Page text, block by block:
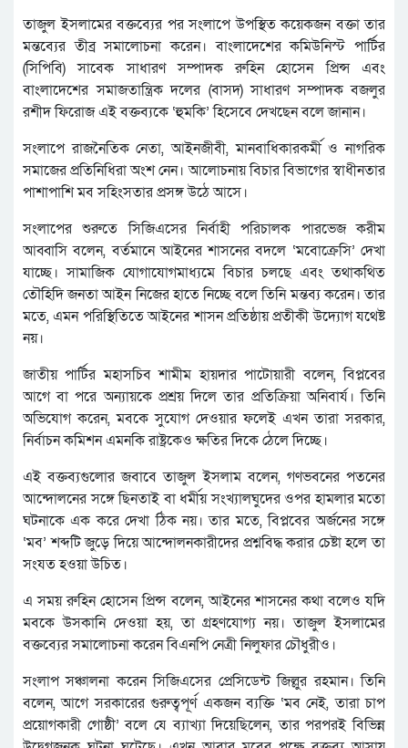
তাজুল ইসলামের বক্তব্যের পর সংলাপে উপস্থিত কয়েকজন বক্তা তার
মন্তব্যের তীব্র সমালোচনা করেন। বাংলাদেশের কমিউনিস্ট পার্টির
(সিপিবি) সাবেক সাধারণ সম্পাদক রুহিন হোসেন প্রিন্স এবং
বাংলাদেশের সমাজতান্ত্রিক দলের (বাসদ) সাধারণ সম্পাদক বজলুর
রশীদ ফিরোজ এই বক্তব্যকে ‘হুমকি’ হিসেবে দেখছেন বলে জানান।
সংলাপে রাজনৈতিক নেতা, আইনজীবী, মানবাধিকারকর্মী ও নাগরিক
সমাজের প্রতিনিধিরা অংশ নেন। আলোচনায় বিচার বিভাগের স্বাধীনতার
পাশাপাশি মব সহিংসতার প্রসঙ্গ উঠে আসে।
সংলাপের শুরুতে সিজিএসের নির্বাহী পরিচালক পারভেজ করীম
আব্বাসি বলেন, বর্তমানে আইনের শাসনের বদলে ‘মবোক্রেসি’ দেখা
যাচ্ছে। সামাজিক যোগাযোগমাধ্যমে বিচার চলছে এবং তথাকথিত
তৌহিদি জনতা আইন নিজের হাতে নিচ্ছে বলে তিনি মন্তব্য করেন। তার
মতে, এমন পরিস্থিতিতে আইনের শাসন প্রতিষ্ঠায় প্রতীকী উদ্যোগ যথেষ্ট
নয়।
জাতীয় পার্টির মহাসচিব শামীম হায়দার পাটোয়ারী বলেন, বিপ্লবের
আগে বা পরে অন্যায়কে প্রশ্রয় দিলে তার প্রতিক্রিয়া অনিবার্য। তিনি
অভিযোগ করেন, মবকে সুযোগ দেওয়ার ফলেই এখন তারা সরকার,
নির্বাচন কমিশন এমনকি রাষ্ট্রকেও ক্ষতির দিকে ঠেলে দিচ্ছে।
এই বক্তব্যগুলোর জবাবে তাজুল ইসলাম বলেন, গণভবনের পতনের
আন্দোলনের সঙ্গে ছিনতাই বা ধর্মীয় সংখ্যালঘুদের ওপর হামলার মতো
ঘটনাকে এক করে দেখা ঠিক নয়। তার মতে, বিপ্লবের অর্জনের সঙ্গে
‘মব’ শব্দটি জুড়ে দিয়ে আন্দোলনকারীদের প্রশ্নবিদ্ধ করার চেষ্টা হলে তা
সংযত হওয়া উচিত।
এ সময় রুহিন হোসেন প্রিন্স বলেন, আইনের শাসনের কথা বলেও যদি
মবকে উসকানি দেওয়া হয়, তা গ্রহণযোগ্য নয়। তাজুল ইসলামের
বক্তব্যের সমালোচনা করেন বিএনপি নেত্রী নিলুফার চৌধুরীও।
সংলাপ সঞ্চালনা করেন সিজিএসের প্রেসিডেন্ট জিল্লুর রহমান। তিনি
বলেন, আগে সরকারের গুরুত্বপূর্ণ একজন ব্যক্তি ‘মব নেই, তারা চাপ
প্রয়োগকারী গোষ্ঠী’ বলে যে ব্যাখ্যা দিয়েছিলেন, তার পরপরই বিভিন্ন